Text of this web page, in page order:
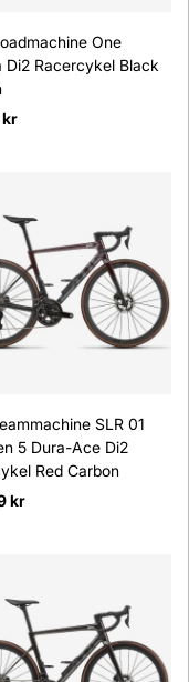
One
Di2 Racercykel Black
kr
SLR 01
5 Dura-Ace Di2
Red Carbon
kr